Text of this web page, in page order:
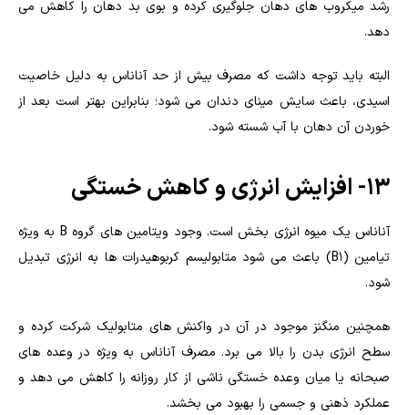
رشد میکروب های دهان جلوگیری کرده و بوی بد دهان را کاهش می
دهد.
البته باید توجه داشت که مصرف بیش از حد آناناس به دلیل خاصیت
اسیدی، باعث سایش مینای دندان می شود؛ بنابراین بهتر است بعد از
خوردن آن دهان با آب شسته شود.
۱۳- افزایش انرژی و کاهش خستگی
آناناس یک میوه انرژی بخش است. وجود ویتامین های گروه B به ویژه
تیامین (B1) باعث می شود متابولیسم کربوهیدرات ها به انرژی تبدیل
شود.
همچنین منگنز موجود در آن در واکنش های متابولیک شرکت کرده و
سطح انرژی بدن را بالا می برد. مصرف آناناس به ویژه در وعده های
صبحانه یا میان وعده خستگی ناشی از کار روزانه را کاهش می دهد و
عملکرد ذهنی و جسمی را بهبود می بخشد.